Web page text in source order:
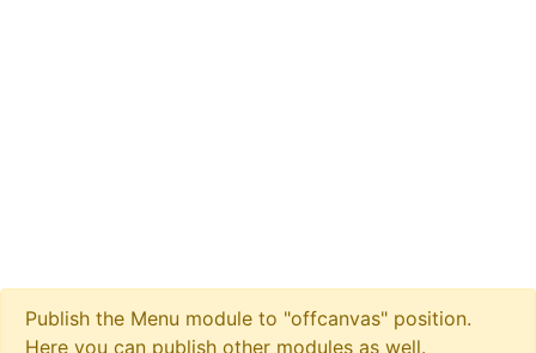
Publish the Menu module to "offcanvas" position.
Here you can publish other modules as well.